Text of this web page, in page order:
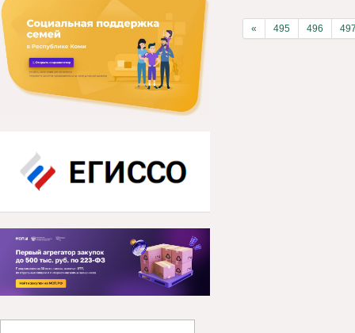
« 495 496